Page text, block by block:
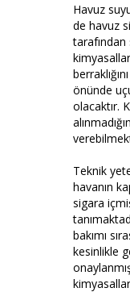
Havuz
de havuz
önünde
olacaktır.
Teknik
havanın
sigara
bakımı
kesinlikle